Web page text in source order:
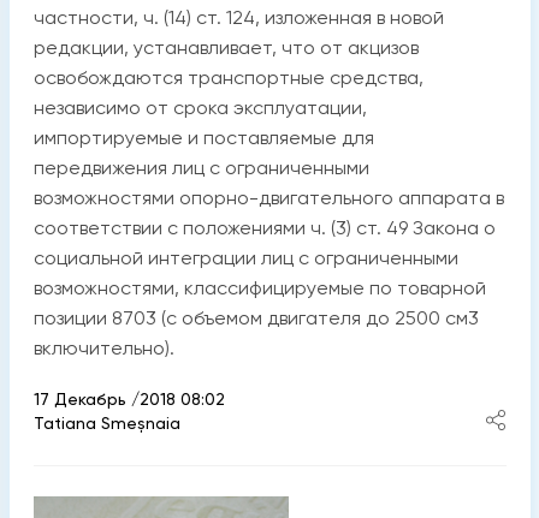
частности, ч. (14) ст. 124, изложенная в новой
редакции, устанавливает, что от акцизов
освобождаются транспортные средства,
независимо от срока эксплуатации,
импортируемые и поставляемые для
передвижения лиц с ограниченными
возможностями опорно-двигательного аппарата в
соответствии с положениями ч. (3) ст. 49 Закона о
социальной интеграции лиц с ограниченными
возможностями, классифицируемые по товарной
позиции 8703 (с объемом двигателя до 2500 см3
включительно).
17 Декабрь /2018 08:02
Tatiana Smeșnaia